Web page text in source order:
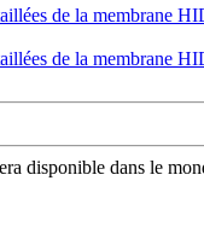
disponible dans le